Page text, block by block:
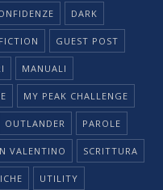
DARK
GUEST POST
MANUALI
MY PEAK CHALLENGE
OUTLANDER PAROLE
VALENTINO SCRITTURA
UTILITY